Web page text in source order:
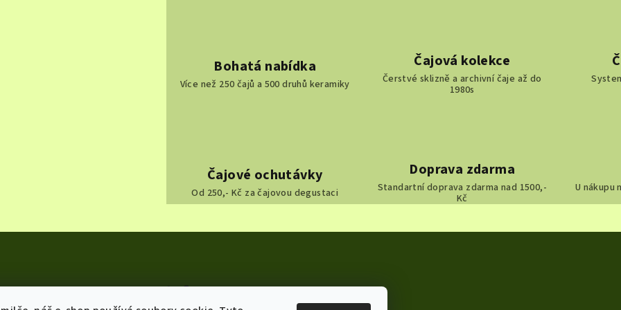
Bohatá nabídka
Více než 250 čajů a 500 druhů keramiky
Čajová kolekce
Čerstvé sklizně a archivní čaje až do
1980s
Čajové ochutávky
Od 250,- Kč za čajovou degustaci
Doprava zdarma
Standartní doprava zdarma nad 1500,-
Kč
U nákupu
Info